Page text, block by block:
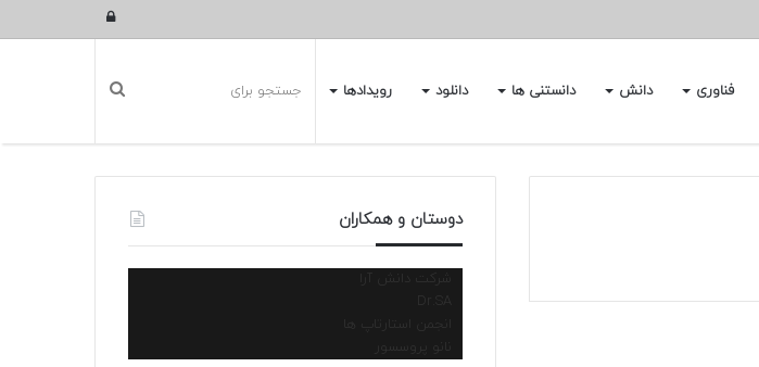
ورود
فناوری دانش دانستنی ها دانلود رویدادها
دوستان و همکاران
شرکت دانش آرا
انجمن استارتاپ ها
نانو پروسسور